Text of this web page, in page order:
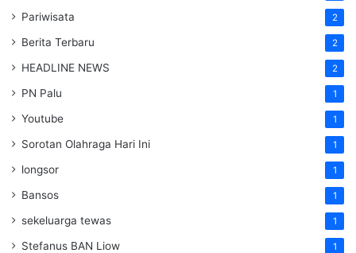
Pariwisata 2
Berita Terbaru 2
HEADLINE NEWS 2
PN Palu 1
Youtube 1
Sorotan Olahraga Hari Ini 1
longsor 1
Bansos 1
sekeluarga tewas 1
Stefanus BAN Liow 1